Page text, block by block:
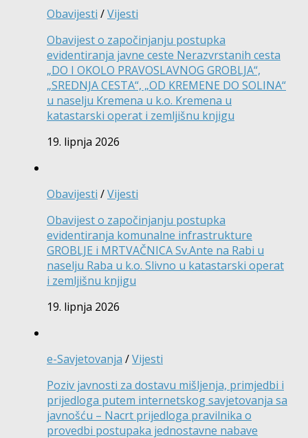
Obavijesti /Vijesti
Obavijest o započinjanju postupka
evidentiranja javne ceste Nerazvrstanih cesta
„DO I OKOLO PRAVOSLAVNOG GROBLJA“,
„SREDNJA CESTA“, „OD KREMENE DO SOLINA“
u naselju Kremena u k.o. Kremena u
katastarski operat i zemljišnu knjigu
19. lipnja 2026
Obavijesti /Vijesti
Obavijest o započinjanju postupka
evidentiranja komunalne infrastrukture
GROBLJE i MRTVAČNICA Sv.Ante na Rabi u
naselju Raba u k.o. Slivno u katastarski operat
i zemljišnu knjigu
19. lipnja 2026
e-Savjetovanja /Vijesti
Poziv javnosti za dostavu mišljenja, primjedbi i
prijedloga putem internetskog savjetovanja sa
javnošću – Nacrt prijedloga pravilnika o
provedbi postupaka jednostavne nabave